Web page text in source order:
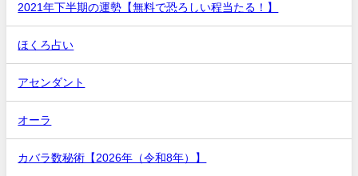
2021年下半期の運勢【無料で恐ろしい程当たる！】
ほくろ占い
アセンダント
オーラ
カバラ数秘術【2026年（令和8年）】